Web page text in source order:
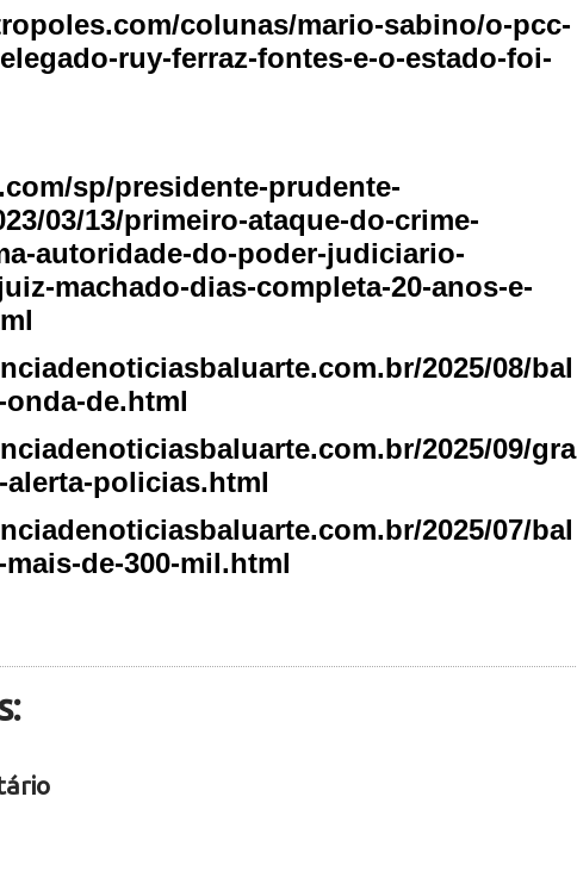
colunas/mario-sabino/o-pcc-
ruy-ferraz-fontes-e-o-estado-foi-
sp/presidente-prudente-
03/13/primeiro-ataque-do-crime-
autoridade-do-poder-judiciario-
machado-dias-completa-20-anos-e-
2025/08/bal
onda-de.html
2025/09/gra
alerta-policias.html
2025/07/bal
de-300-mil.html